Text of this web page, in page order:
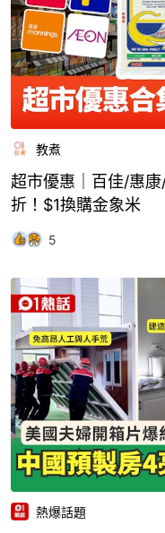
教煮
超市優惠｜百佳/惠
折！$1換購金象米
5
熱爆話題